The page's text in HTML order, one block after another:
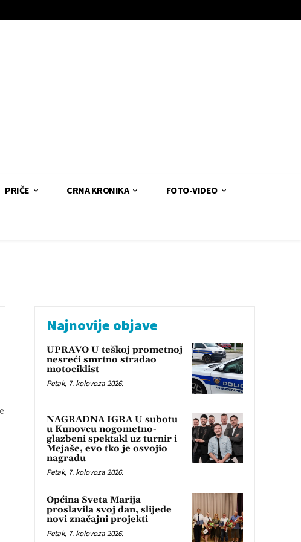
PRIČE CRNA KRONIKA FOTO-VIDEO
Najnovije objave
UPRAVO U teškoj prometnoj
nesreći smrtno stradao
motociklist
Petak, 7. kolovoza 2026.
NAGRADNA IGRA U subotu
u Kunovcu nogometno-
glazbeni spektakl uz turnir i
Mejaše, evo tko je osvojio
nagradu
Petak, 7. kolovoza 2026.
Općina Sveta Marija
proslavila svoj dan, slijede
novi značajni projekti
Petak, 7. kolovoza 2026.